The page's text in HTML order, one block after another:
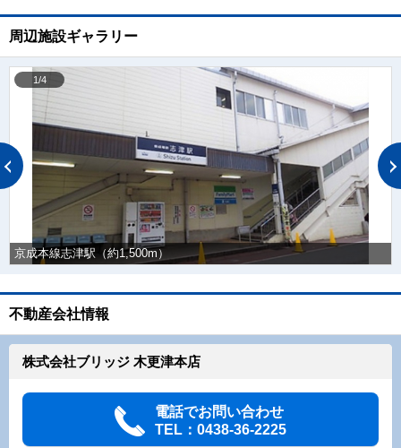
周辺施設ギャラリー
京成本線志津駅（約1,500m）
1/4
不動産会社情報
株式会社ブリッジ 木更津本店
電話でお問い合わせ
TEL：0438-36-2225